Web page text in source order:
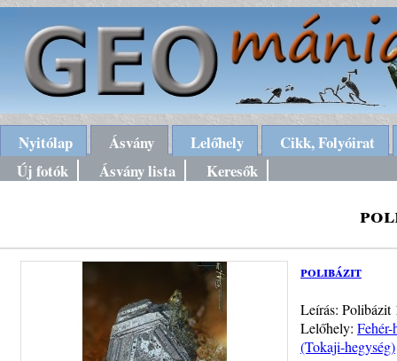
Nyitólap Ásvány Lelőhely
Cikk, Folyóirat
Új fotók
Ásvány lista Keresők
polibázit
Leírás: Polibázit
Lelőhely:
(Tokaji-hegység)